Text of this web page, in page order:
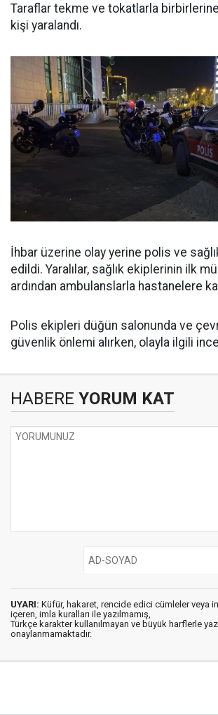
Taraflar tekme ve tokatlarla
kişi yaralandı.
İhbar üzerine olay yerine polis ve
edildi. Yaralılar, sağlık ekiplerinin ilk
ardından ambulanslarla hastanelere
Polis ekipleri düğün salonunda ve
güvenlik önlemi alırken, olayla ilgili
HABERE YORUM KAT
UYARI: Küfür, hakaret, rencide edici cümleler veya
içeren, imla kuralları ile yazılmamış,
Türkçe karakter kullanılmayan ve büyük harflerle
onaylanmamaktadır.